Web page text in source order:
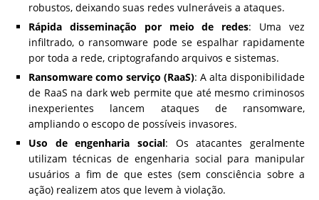
robustos, deixando suas redes vulneráveis a ataques.
Rápida disseminação por meio de redes: Uma vez
infiltrado, o ransomware pode se espalhar rapidamente
por toda a rede, criptografando arquivos e sistemas.
Ransomware como serviço (RaaS): A alta disponibilidade
de RaaS na dark web permite que até mesmo criminosos
inexperientes lancem ataques de ransomware,
ampliando o escopo de possíveis invasores.
Uso de engenharia social: Os atacantes geralmente
utilizam técnicas de engenharia social para manipular
usuários a fim de que estes (sem consciência sobre a
ação) realizem atos que levem à violação.